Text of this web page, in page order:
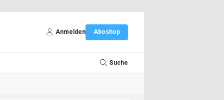
Anmelden Aboshop
Suche